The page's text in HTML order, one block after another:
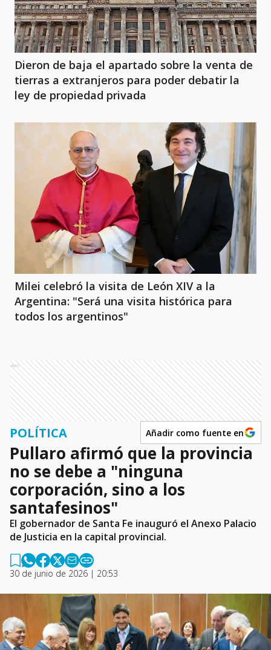
Dieron de baja el apartado sobre la venta de
tierras a extranjeros para poder debatir la
ley de propiedad privada
Milei celebró la visita de León XIV a la
Argentina: "Será una visita histórica para
todos los argentinos"
Ads
POLÍTICA Añadir como fuente en
Pullaro afirmó que la provincia
no se debe a "ninguna
corporación, sino a los
santafesinos"
El gobernador de Santa Fe inauguró el Anexo Palacio
de Justicia en la capital provincial.
30 de junio de 2026 | 20:53